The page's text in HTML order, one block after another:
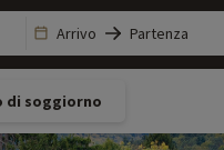
Arrivo Partenza
di soggiorno